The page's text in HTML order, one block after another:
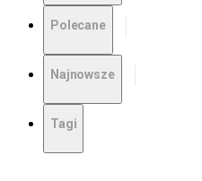
Polecane
Najnowsze
Tagi